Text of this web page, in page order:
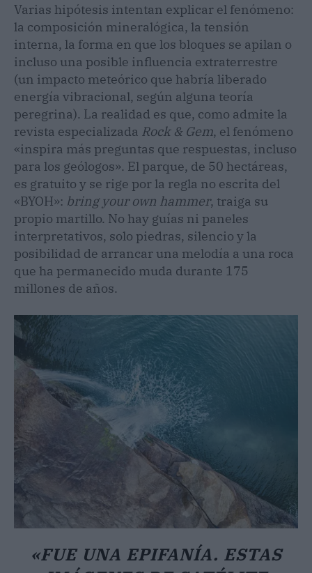
Varias hipótesis intentan explicar el fenómeno:
la composición mineralógica, la tensión
interna, la forma en que los bloques se apilan o
incluso una posible influencia extraterrestre
(un impacto meteórico que habría liberado
energía vibracional, según alguna teoría
peregrina). La realidad es que, como admite la
revista especializada Rock & Gem, el fenómeno
«inspira más preguntas que respuestas, incluso
para los geólogos». El parque, de 50 hectáreas,
es gratuito y se rige por la regla no escrita del
«BYOH»: bring your own hammer, traiga su
propio martillo. No hay guías ni paneles
interpretativos, solo piedras, silencio y la
posibilidad de arrancar una melodía a una roca
que ha permanecido muda durante 175
millones de años.
«FUE UNA EPIFANÍA. ESTAS